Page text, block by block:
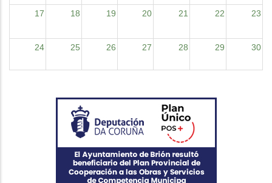
17 18 19 20 21 22 23
24 25 26 27 28 29 30